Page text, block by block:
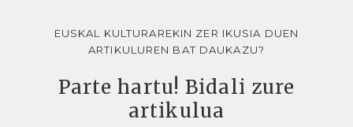
EUSKAL KULTURAREKIN ZER IKUSIA DUEN
ARTIKULUREN BAT DAUKAZU?
Parte hartu! Bidali zure
artikulua